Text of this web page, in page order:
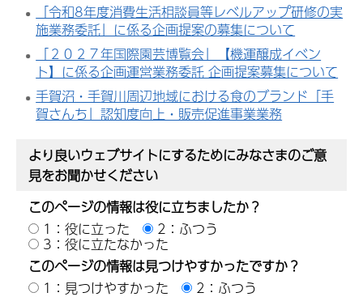
「令和8年度消費生活相談員等レベルアップ研修の実
施業務委託」に係る企画提案の募集について
「２０２７年国際園芸博覧会」【機運醸成イベン
ト】に係る企画運営業務委託 企画提案募集について
手賀沼・手賀川周辺地域における食のブランド「手
賀さんち」認知度向上・販売促進事業業務
より良いウェブサイトにするためにみなさまのご意
見をお聞かせください
このページの情報は役に立ちましたか？
1：役に立った
2：ふつう
3：役に立たなかった
このページの情報は見つけやすかったですか？
1：見つけやすかった
2：ふつう